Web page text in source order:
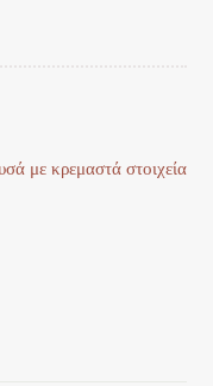
με κρεμαστά στοιχεία